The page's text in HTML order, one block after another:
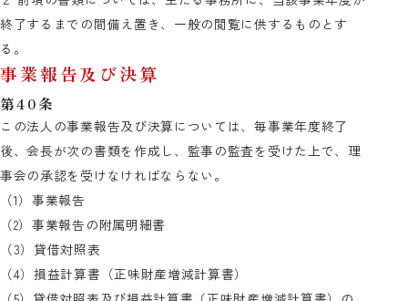
終了するまでの間備え置き、一般の閲覧に供するものとす
る。
事業報告及び決算
第40条
この法人の事業報告及び決算については、毎事業年度終了
後、会長が次の書類を作成し、監事の監査を受けた上で、理
事会の承認を受けなければならない。
（1）事業報告
（2）事業報告の附属明細書
（3）貸借対照表
（4）損益計算書（正味財産増減計算書）